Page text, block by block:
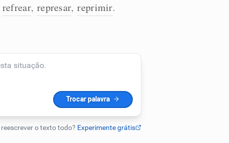
refrear, represar, reprimir.